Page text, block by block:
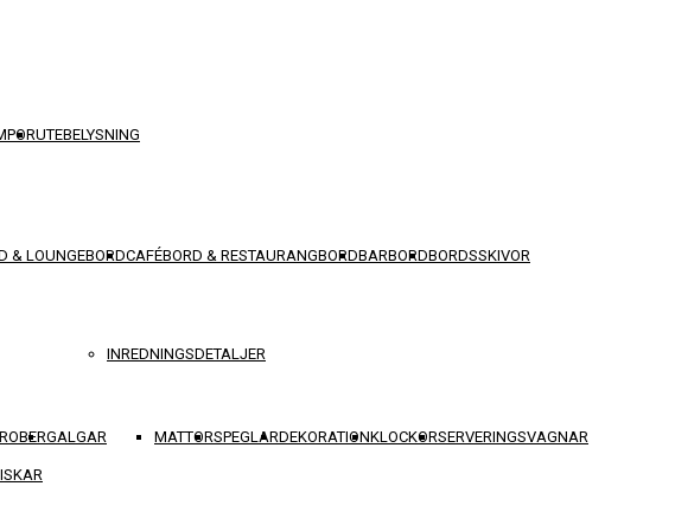
UTEBELYSNING
& LOUNGEBORDCAFÉBORD & RESTAURANGBORDBARBORDBORDSSKIVOR
GALGAR
INREDNINGSDETALJER
MATTORSPEGLARDEKORATIONKLOCKORSERVERINGSVAGNAR